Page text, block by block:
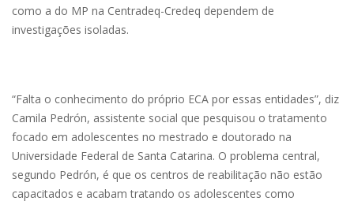
como a do MP na Centradeq-Credeq dependem de
investigações isoladas.
“Falta o conhecimento do próprio ECA por essas entidades”, diz
Camila Pedrón, assistente social que pesquisou o tratamento
focado em adolescentes no mestrado e doutorado na
Universidade Federal de Santa Catarina. O problema central,
segundo Pedrón, é que os centros de reabilitação não estão
capacitados e acabam tratando os adolescentes como